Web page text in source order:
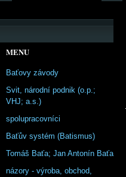
MENU
Baťovy závody
Svit, národní podnik (o.p.;
VHJ; a.s.)
spolupracovníci
Baťův systém (Batismus)
Tomáš Baťa; Jan Antonín Baťa
názory - výroba, obchod,